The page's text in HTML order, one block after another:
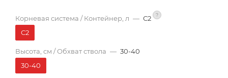
Корневая система / Контейнер, л — С2 ?
С2
Высота, см / Обхват ствола — 30-40
30-40